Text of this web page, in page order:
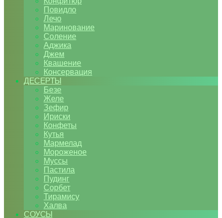
Повидло
Лечо
Маринование
Соление
Аджика
Джем
Квашение
Консервация
ДЕСЕРТЫ
Безе
Желе
Зефир
Ириски
Конфеты
Кутья
Мармелад
Мороженое
Муссы
Пастила
Пудинг
Сорбет
Тирамису
Халва
СОУСЫ